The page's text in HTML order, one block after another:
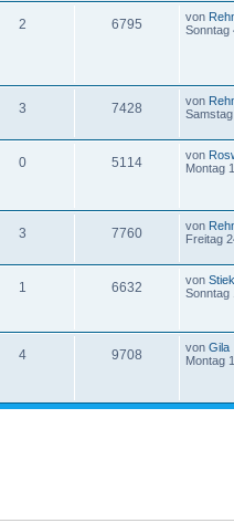
2 6795 von
Sonntag
3 7428 von
0 5114 von
Montag
3 7760 von
Freitag
1 6632 von
Sonntag
4 9708 von Gila
Montag